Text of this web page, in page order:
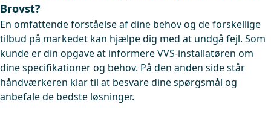
Brovst?
En omfattende forståelse af dine behov og de forskellige
tilbud på markedet kan hjælpe dig med at undgå fejl. Som
kunde er din opgave at informere VVS-installatøren om
dine specifikationer og behov. På den anden side står
håndværkeren klar til at besvare dine spørgsmål og
anbefale de bedste løsninger.